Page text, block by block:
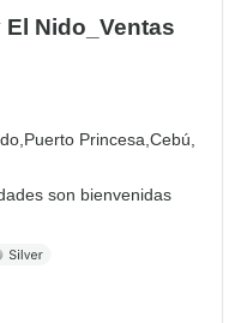
Nido_Ventas
Puerto Princesa,Cebú,
son bienvenidas